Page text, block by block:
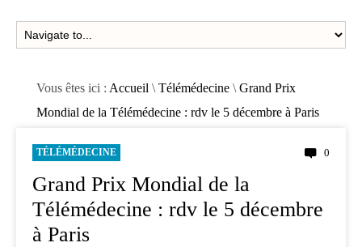
Vous êtes ici : Accueil \ Télémédecine \ Grand Prix
Mondial de la Télémédecine : rdv le 5 décembre à Paris
TÉLÉMÉDECINE 0
Grand Prix Mondial de la
Télémédecine : rdv le 5 décembre
à Paris